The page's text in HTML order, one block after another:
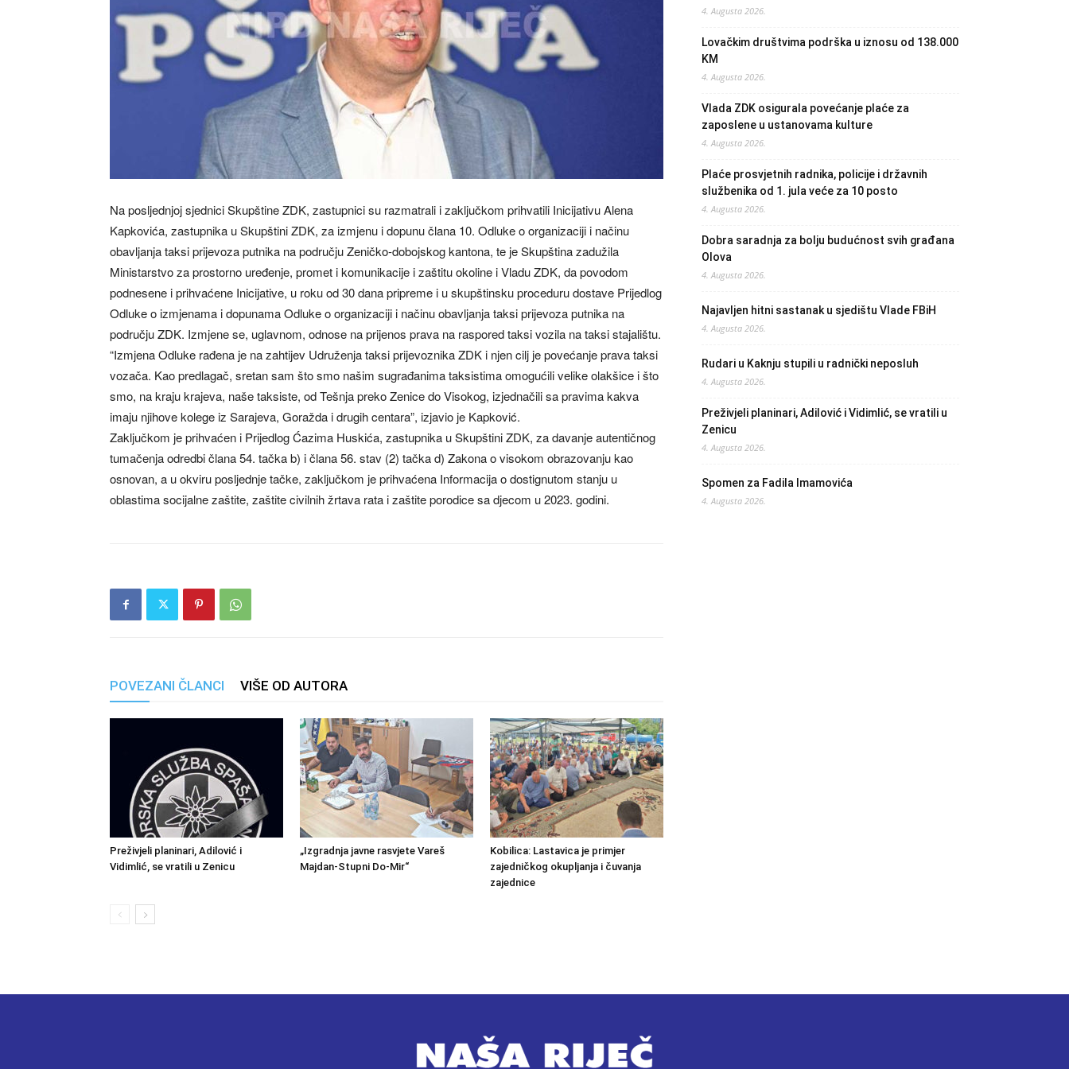
Na posljednjoj sjednici Skupštine ZDK, zastupnici su razmatrali i zaključkom prihvatili Inicijativu Alena
Kapkovića, zastupnika u Skupštini ZDK, za izmjenu i dopunu člana 10. Odluke o organizaciji i načinu
obavljanja taksi prijevoza putnika na području Zeničko-dobojskog kantona, te je Skupština zadužila
Ministarstvo za prostorno uređenje, promet i komunikacije i zaštitu okoline i Vladu ZDK, da povodom
podnesene i prihvaćene Inicijative, u roku od 30 dana pripreme i u skupštinsku proceduru dostave Prijedlog
Odluke o izmjenama i dopunama Odluke o organizaciji i načinu obavljanja taksi prijevoza putnika na
području ZDK. Izmjene se, uglavnom, odnose na prijenos prava na raspored taksi vozila na taksi stajalištu.
“Izmjena Odluke rađena je na zahtijev Udruženja taksi prijevoznika ZDK i njen cilj je povećanje prava taksi
vozača. Kao predlagač, sretan sam što smo našim sugrađanima taksistima omogućili velike olakšice i što
smo, na kraju krajeva, naše taksiste, od Tešnja preko Zenice do Visokog, izjednačili sa pravima kakva
imaju njihove kolege iz Sarajeva, Goražda i drugih centara”, izjavio je Kapković.
Zaključkom je prihvaćen i Prijedlog Ćazima Huskića, zastupnika u Skupštini ZDK, za davanje autentičnog
tumačenja odredbi člana 54. tačka b) i člana 56. stav (2) tačka d) Zakona o visokom obrazovanju kao
osnovan, a u okviru posljednje tačke, zaključkom je prihvaćena Informacija o dostignutom stanju u
oblastima socijalne zaštite, zaštite civilnih žrtava rata i zaštite porodice sa djecom u 2023. godini.
POVEZANI ČLANCI VIŠE OD AUTORA
Preživjeli planinari, Adilović i
Vidimlić, se vratili u Zenicu
„Izgradnja javne rasvjete Vareš
Majdan-Stupni Do-Mir“
Kobilica: Lastavica je primjer
zajedničkog okupljanja i čuvanja
zajednice
4. Augusta 2026.
Lovačkim društvima podrška u iznosu od 138.000
KM
4. Augusta 2026.
Vlada ZDK osigurala povećanje plaće za
zaposlene u ustanovama kulture
4. Augusta 2026.
Plaće prosvjetnih radnika, policije i državnih
službenika od 1. jula veće za 10 posto
4. Augusta 2026.
Dobra saradnja za bolju budućnost svih građana
Olova
4. Augusta 2026.
Najavljen hitni sastanak u sjedištu Vlade FBiH
4. Augusta 2026.
Rudari u Kaknju stupili u radnički neposluh
4. Augusta 2026.
Preživjeli planinari, Adilović i Vidimlić, se vratili u
Zenicu
4. Augusta 2026.
Spomen za Fadila Imamovića
4. Augusta 2026.